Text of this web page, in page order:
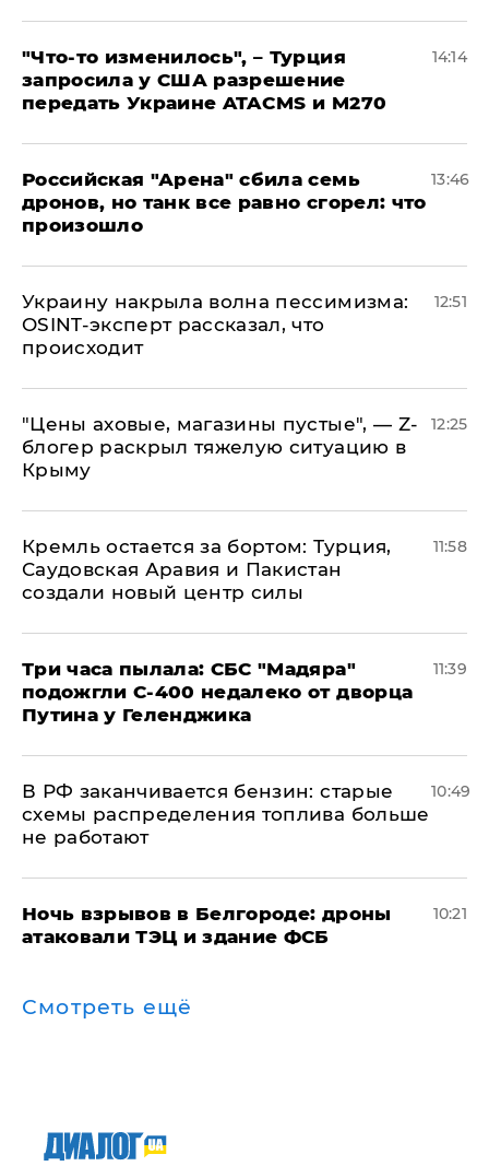
​"Что-то изменилось", – Турция
запросила у США разрешение
передать Украине ATACMS и M270
14:14
​Российская "Арена" сбила семь
дронов, но танк все равно сгорел: что
произошло
13:46
​Украину накрыла волна пессимизма:
OSINT-эксперт рассказал, что
происходит
12:51
​"Цены аховые, магазины пустые", — Z-
блогер раскрыл тяжелую ситуацию в
Крыму
12:25
​Кремль остается за бортом: Турция,
Саудовская Аравия и Пакистан
создали новый центр силы
11:58
Три часа пылала: СБС "Мадяра"
подожгли С-400 недалеко от дворца
Путина у Геленджика
11:39
​В РФ заканчивается бензин: старые
схемы распределения топлива больше
не работают
10:49
​Ночь взрывов в Белгороде: дроны
атаковали ТЭЦ и здание ФСБ
10:21
Смотреть ещё